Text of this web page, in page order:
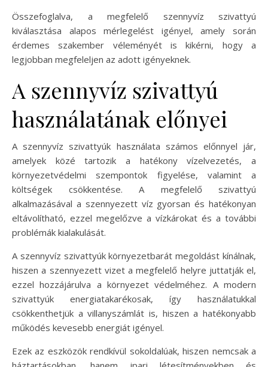
Összefoglalva, a megfelelő szennyvíz szivattyú
kiválasztása alapos mérlegelést igényel, amely során
érdemes szakember véleményét is kikérni, hogy a
legjobban megfeleljen az adott igényeknek.
A szennyvíz szivattyú
használatának előnyei
A szennyvíz szivattyúk használata számos előnnyel jár,
amelyek közé tartozik a hatékony vízelvezetés, a
környezetvédelmi szempontok figyelése, valamint a
költségek csökkentése. A megfelelő szivattyú
alkalmazásával a szennyezett víz gyorsan és hatékonyan
eltávolítható, ezzel megelőzve a vízkárokat és a további
problémák kialakulását.
A szennyvíz szivattyúk környezetbarát megoldást kínálnak,
hiszen a szennyezett vizet a megfelelő helyre juttatják el,
ezzel hozzájárulva a környezet védelméhez. A modern
szivattyúk energiatakarékosak, így használatukkal
csökkenthetjük a villanyszámlát is, hiszen a hatékonyabb
működés kevesebb energiát igényel.
Ezek az eszközök rendkívül sokoldalúak, hiszen nemcsak a